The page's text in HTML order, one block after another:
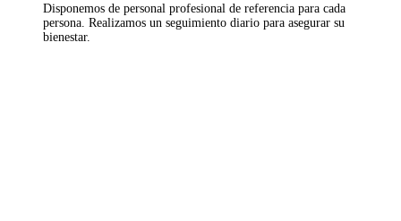
Disponemos de personal profesional de referencia para cada
persona. Realizamos un seguimiento diario para asegurar su
bienestar.